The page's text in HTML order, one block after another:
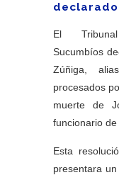
El Tribunal
Sucumbíos
Zúñiga,
procesados
muerte de
funcionario
Esta
presentara